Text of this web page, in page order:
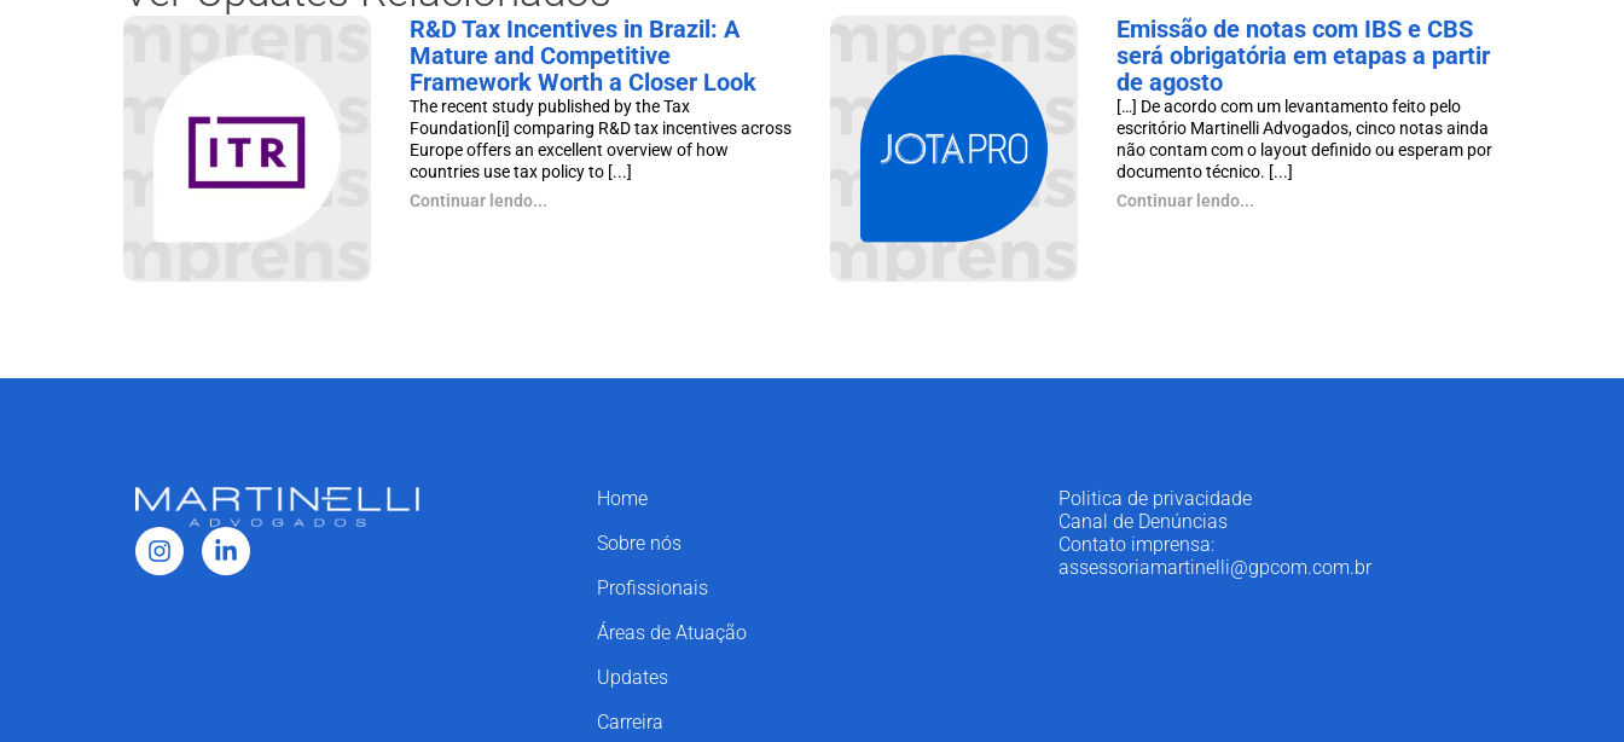
R&D Tax Incentives in Brazil: A
Mature and Competitive
Framework Worth a Closer Look
The recent study published by the Tax
Foundation[i] comparing R&D tax incentives across
Europe offers an excellent overview of how
countries use tax policy to [...]
Continuar lendo...
Emissão de notas com IBS e CBS
será obrigatória em etapas a partir
de agosto
[…] De acordo com um levantamento feito pelo
escritório Martinelli Advogados, cinco notas ainda
não contam com o layout definido ou esperam por
documento técnico. [...]
Continuar lendo...
Home
Sobre nós
Profissionais
Áreas de Atuação
Updates
Carreira
Politica de privacidade
Canal de Denúncias
Contato imprensa:
assessoriamartinelli@gpcom.com.br